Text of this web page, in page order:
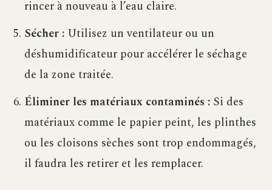
rincer à nouveau à l’eau claire.
Sécher : Utilisez un ventilateur ou un
déshumidificateur pour accélérer le séchage
de la zone traitée.
Éliminer les matériaux contaminés : Si des
matériaux comme le papier peint, les plinthes
ou les cloisons sèches sont trop endommagés,
il faudra les retirer et les remplacer.